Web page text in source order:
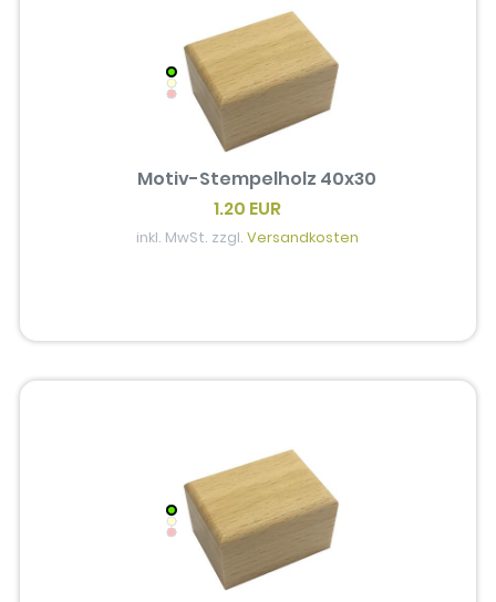
Motiv-Stempelholz 40x30
1.20 EUR
inkl. MwSt. zzgl.Versandkosten